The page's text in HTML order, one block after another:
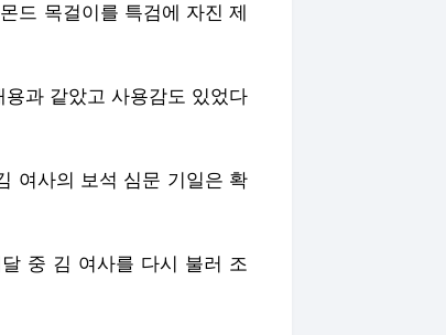
드 목걸이를 특검에 자진 제
과 같았고 사용감도 있었다
여사의 보석 심문 기일은 확
중 김 여사를 다시 불러 조